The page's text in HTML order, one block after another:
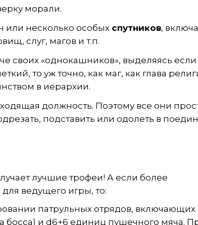
морали.
или несколько особых спутников,
слуг, магов и т.п.
своих «однокашников», выделяясь если
то уж точно, как маг, как глава
в иерархии.
должность. Поэтому все они
подставить или одолеть в
лучшие трофеи! А если более
ведущего игры, то:
патрульных отрядов, включающих
босса) и d6+6 единиц пушечного мяча.